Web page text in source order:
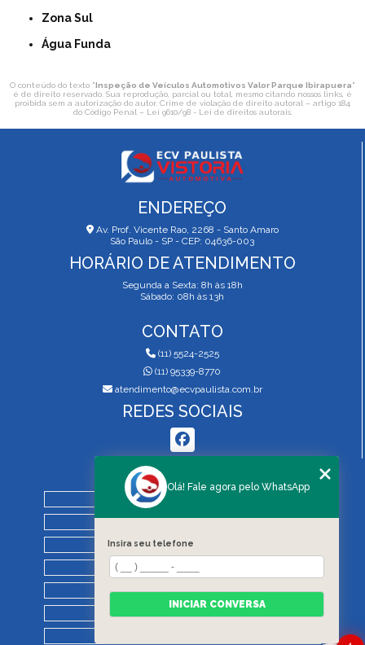
Zona Sul
Água Funda
O conteúdo do texto "Inspeção de Veículos Automotivos Valor Parque Ibirapuera"
é de direito reservado. Sua reprodução, parcial ou total, mesmo citando nossos links, é
proibida sem a autorização do autor. Crime de violação de direito autoral – artigo 184
do Código Penal – Lei 9610/98 - Lei de direitos autorais.
ENDEREÇO
Av. Prof. Vicente Rao, 2268 - Santo Amaro
São Paulo - SP - CEP: 04636-003
HORÁRIO DE ATENDIMENTO
Segunda a Sexta: 8h às 18h
Sábado: 08h às 13h
CONTATO
(11) 5524-2525
(11) 95339-8770
atendimento@ecvpaulista.com.br
REDES SOCIAIS
MENU
QUEM SOMOS
SERVIÇOS
BLOG
REGRAS DE VISTORIA
CONTATO
Olá! Fale agora pelo WhatsApp
Insira seu telefone
INICIAR CONVERSA